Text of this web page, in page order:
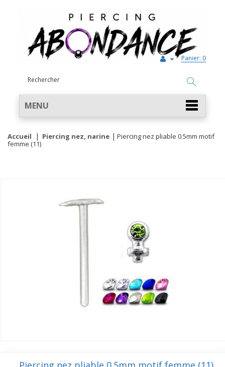
Panier: 0
MENU
Accueil Piercing nez, narine
Piercing nez pliable 0.5mm motif
femme (11)